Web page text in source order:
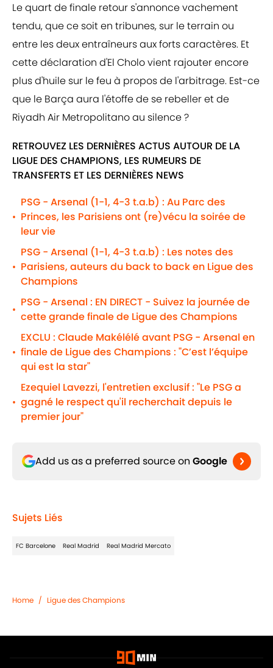
Le quart de finale retour s'annonce vachement
tendu, que ce soit en tribunes, sur le terrain ou
entre les deux entraîneurs aux forts caractères. Et
cette déclaration d'El Cholo vient rajouter encore
plus d'huile sur le feu à propos de l'arbitrage. Est-ce
que le Barça aura l'étoffe de se rebeller et de
Riyadh Air Metropolitano au silence ?
RETROUVEZ LES DERNIÈRES ACTUS AUTOUR DE LA
LIGUE DES CHAMPIONS, LES RUMEURS DE
TRANSFERTS ET LES DERNIÈRES NEWS
•
PSG - Arsenal (1-1, 4-3 t.a.b) : Au Parc des
Princes, les Parisiens ont (re)vécu la soirée de
leur vie
•
PSG - Arsenal (1-1, 4-3 t.a.b) : Les notes des
Parisiens, auteurs du back to back en Ligue des
Champions
•
PSG - Arsenal : EN DIRECT - Suivez la journée de
cette grande finale de Ligue des Champions
•
EXCLU : Claude Makélélé avant PSG - Arsenal en
finale de Ligue des Champions : "C’est l’équipe
qui est la star"
•
Ezequiel Lavezzi, l'entretien exclusif : "Le PSG a
gagné le respect qu'il recherchait depuis le
premier jour"
Add us as a preferred source on Google
Sujets Liés
FC Barcelone Real Madrid Real Madrid Mercato
Home / Ligue des Champions